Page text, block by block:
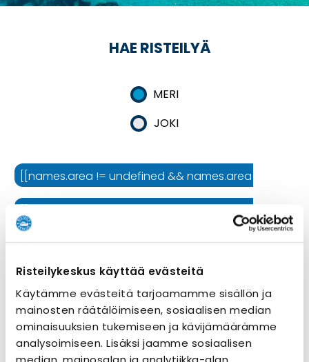
Risteilykeskus käyttää evästeitä
Käytämme evästeitä tarjoamamme sisällön ja
mainosten räätälöimiseen, sosiaalisen median
ominaisuuksien tukemiseen ja kävijämäärämme
analysoimiseen. Lisäksi jaamme sosiaalisen
HAE RISTEILYÄ
MERI
JOKI
[[names.area != undefined && names.area != '' ?
[[names.cruiseline != undefined && names.cruiseline
[[names.ship != undefined && names.ship != '' ?
Risteilyn kesto